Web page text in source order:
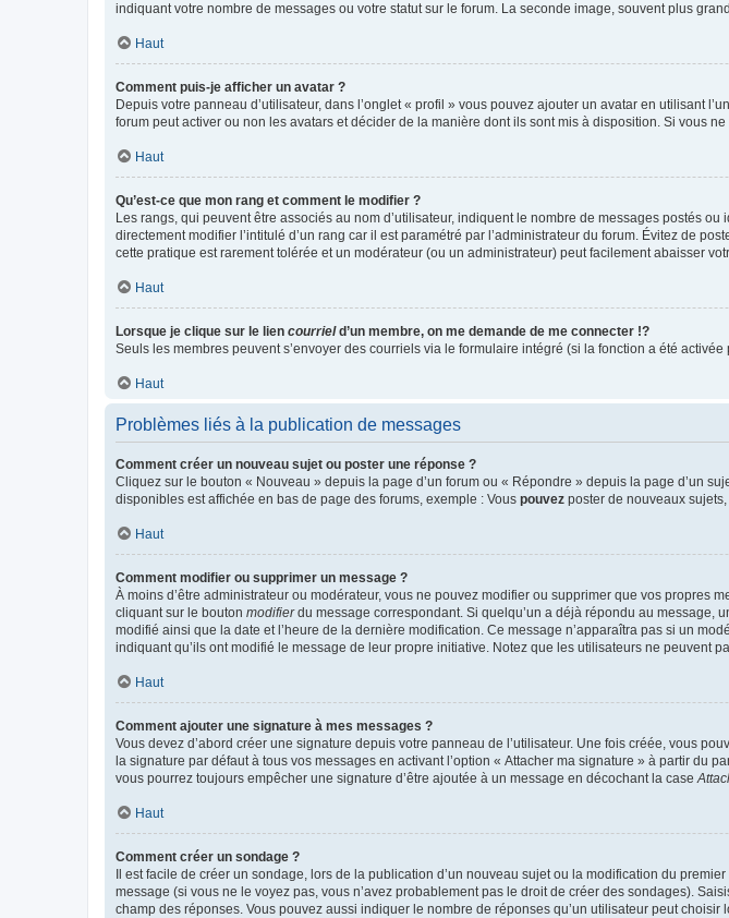
indiquant votre nombre de messages ou votre statut sur le forum. La seconde image, souvent plus
Haut
Comment puis-je afficher un avatar ?
Depuis votre panneau d’utilisateur, dans l’onglet « profil » vous pouvez ajouter un avatar en utilisant
forum peut activer ou non les avatars et décider de la manière dont ils sont mis à disposition. Si vous
Haut
Qu’est-ce que mon rang et comment le modifier ?
Les rangs, qui peuvent être associés au nom d’utilisateur, indiquent le nombre de messages postés
directement modifier l’intitulé d’un rang car il est paramétré par l’administrateur du forum. Évitez de
cette pratique est rarement tolérée et un modérateur (ou un administrateur) peut facilement abaisser
Haut
Lorsque je clique sur le lien courrield’un membre, on me demande de me connecter !?
Seuls les membres peuvent s’envoyer des courriels via le formulaire intégré (si la fonction a été
Haut
Problèmes liés à la publication de messages
Comment créer un nouveau sujet ou poster une réponse ?
Cliquez sur le bouton « Nouveau » depuis la page d’un forum ou « Répondre » depuis la page d’un
disponibles est affichée en bas de page des forums, exemple : Vous pouvez poster de nouveaux sujets,
Haut
Comment modifier ou supprimer un message ?
À moins d’être administrateur ou modérateur, vous ne pouvez modifier ou supprimer que vos
cliquant sur le bouton modifierdu message correspondant. Si quelqu’un a déjà répondu au message,
modifié ainsi que la date et l’heure de la dernière modification. Ce message n’apparaîtra pas si un
indiquant qu’ils ont modifié le message de leur propre initiative. Notez que les utilisateurs ne peuvent
Haut
Comment ajouter une signature à mes messages ?
Vous devez d’abord créer une signature depuis votre panneau de l’utilisateur. Une fois créée, vous
la signature par défaut à tous vos messages en activant l’option « Attacher ma signature » à partir du
vous pourrez toujours empêcher une signature d’être ajoutée à un message en décochant la case
Haut
Comment créer un sondage ?
Il est facile de créer un sondage, lors de la publication d’un nouveau sujet ou la modification du
message (si vous ne le voyez pas, vous n’avez probablement pas le droit de créer des sondages).
champ des réponses. Vous pouvez aussi indiquer le nombre de réponses qu’un utilisateur peut